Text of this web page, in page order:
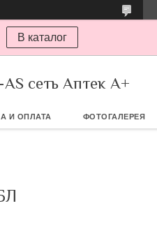
В каталог
сеть Аптек А+
И ОПЛАТА ФОТОГАЛЕРЕЯ